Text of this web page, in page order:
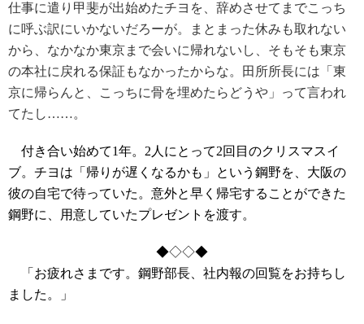
仕事に遣り甲斐が出始めたチヨを、辞めさせてまでこっち
に呼ぶ訳にいかないだろーが。まとまった休みも取れない
から、なかなか東京まで会いに帰れないし、そもそも東京
の本社に戻れる保証もなかったからな。田所所長には「東
京に帰らんと、こっちに骨を埋めたらどうや」って言われ
てたし……。
付き合い始めて1年。2人にとって2回目のクリスマスイ
ブ。チヨは「帰りが遅くなるかも」という鋼野を、大阪の
彼の自宅で待っていた。意外と早く帰宅することができた
鋼野に、用意していたプレゼントを渡す。
◆◇◇◆
「お疲れさまです。鋼野部長、社内報の回覧をお持ちし
ました。」